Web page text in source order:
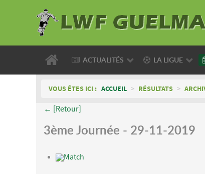
ACTUALITÉS LA LIGUE
VOUS ÊTES ICI : ACCUEIL > RÉSULTATS >
← [Retour]
3ème Journée - 29-11-2019
Match